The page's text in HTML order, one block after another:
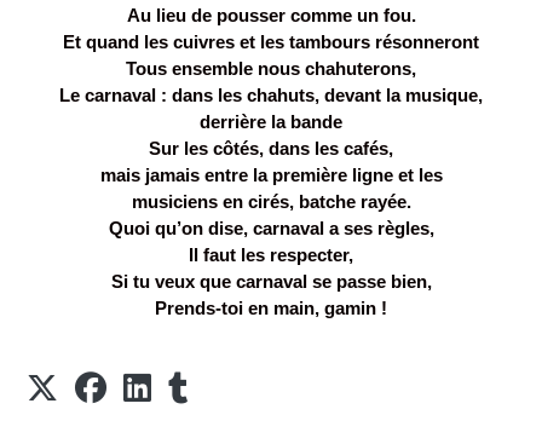
Au lieu de pousser comme un fou.
Et quand les cuivres et les tambours résonneront
Tous ensemble nous chahuterons,
Le carnaval : dans les chahuts, devant la musique,
derrière la bande
Sur les côtés, dans les cafés,
mais jamais entre la première ligne et les
musiciens en cirés, batche rayée.
Quoi qu’on dise, carnaval a ses règles,
Il faut les respecter,
Si tu veux que carnaval se passe bien,
Prends-toi en main, gamin !